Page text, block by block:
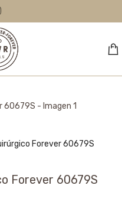
Forever 60679S
Forever 60679S